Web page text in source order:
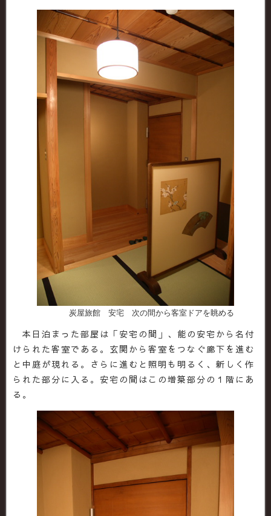
炭屋旅館 安宅 次の間から客室ドアを眺める
本日泊まった部屋は「安宅の間」、能の安宅から名付
けられた客室である。玄関から客室をつなぐ廊下を進む
と中庭が現れる。さらに進むと照明も明るく、新しく作
られた部分に入る。安宅の間はこの増築部分の１階にあ
る。